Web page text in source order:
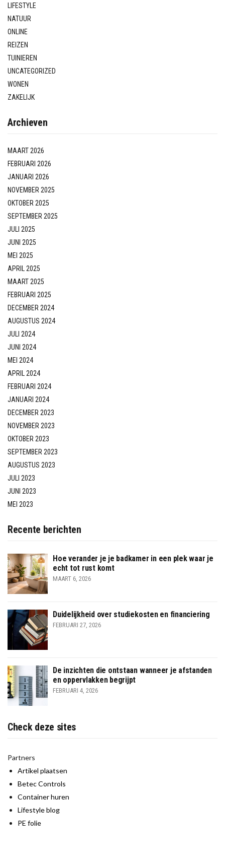
LIFESTYLE
NATUUR
ONLINE
REIZEN
TUINIEREN
UNCATEGORIZED
WONEN
ZAKELIJK
Archieven
MAART 2026
FEBRUARI 2026
JANUARI 2026
NOVEMBER 2025
OKTOBER 2025
SEPTEMBER 2025
JULI 2025
JUNI 2025
MEI 2025
APRIL 2025
MAART 2025
FEBRUARI 2025
DECEMBER 2024
AUGUSTUS 2024
JULI 2024
JUNI 2024
MEI 2024
APRIL 2024
FEBRUARI 2024
JANUARI 2024
DECEMBER 2023
NOVEMBER 2023
OKTOBER 2023
SEPTEMBER 2023
AUGUSTUS 2023
JULI 2023
JUNI 2023
MEI 2023
Recente berichten
Hoe verander je je badkamer in een plek waar je
echt tot rust komt
MAART 6, 2026
Duidelijkheid over studiekosten en financiering
FEBRUARI 27, 2026
De inzichten die ontstaan wanneer je afstanden
en oppervlakken begrijpt
FEBRUARI 4, 2026
Check deze sites
Partners
Artikel plaatsen
Betec Controls
Container huren
Lifestyle blog
PE folie